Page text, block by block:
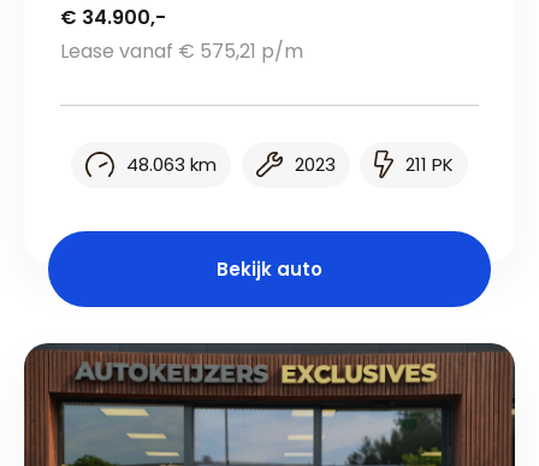
€ 34.900,-
Lease vanaf € 575,21 p/m
48.063 km 2023 211 PK
Bekijk auto